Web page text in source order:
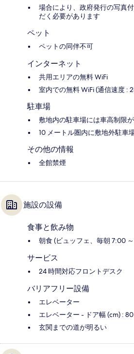
場合により、政府発行の写真
だく必要があります
ペット
ペットの同伴不可
インターネット
共用エリアの無料 WiFi
室内での無料 WiFi (通信速度 :
駐車場
敷地内の駐車場には車高制限
10 メートル圏内に敷地外駐車
その他の情報
全館禁煙
施設の設備
食事と飲み物
朝食 (ビュッフェ、毎朝 7:00
サービス
24 時間対応フロントデスク
バリアフリー設備
エレベーター
エレベーター - ドア幅 (cm) : 80
玄関までの道が明るい